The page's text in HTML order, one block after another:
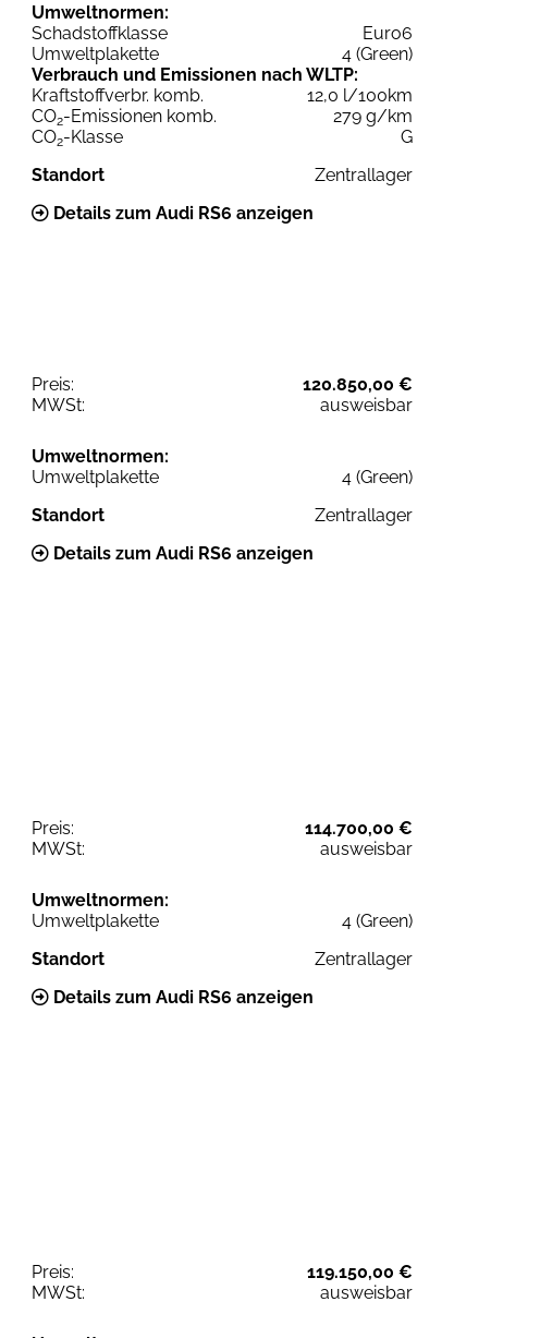
Umweltnormen:
Schadstoffklasse
Euro6
Umweltplakette
4 (Green)
Verbrauch und Emissionen nach WLTP:
Kraftstoffverbr. komb.
12,0 l/100km
CO2-Emissionen komb.
279 g/km
CO2-Klasse
G
Standort
Zentrallager
Details zum Audi RS6 anzeigen
Preis:
120.850,00 €
MWSt:
ausweisbar
Umweltnormen:
Umweltplakette
4 (Green)
Standort
Zentrallager
Details zum Audi RS6 anzeigen
Preis:
114.700,00 €
MWSt:
ausweisbar
Umweltnormen:
Umweltplakette
4 (Green)
Standort
Zentrallager
Details zum Audi RS6 anzeigen
Preis:
119.150,00 €
MWSt:
ausweisbar